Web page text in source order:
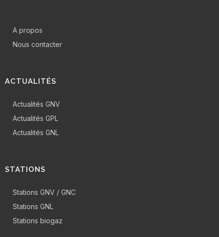
A propos
Nous contacter
ACTUALITÉS
Actualités GNV
Actualités GPL
Actualités GNL
STATIONS
Stations GNV / GNC
Stations GNL
Stations biogaz